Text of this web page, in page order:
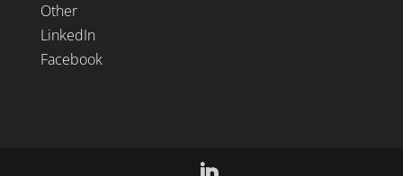
Other
LinkedIn
Facebook